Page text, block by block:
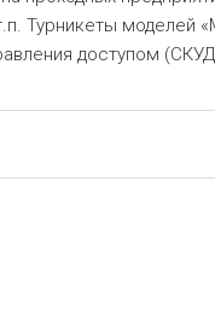
Турникеты моделей
доступом